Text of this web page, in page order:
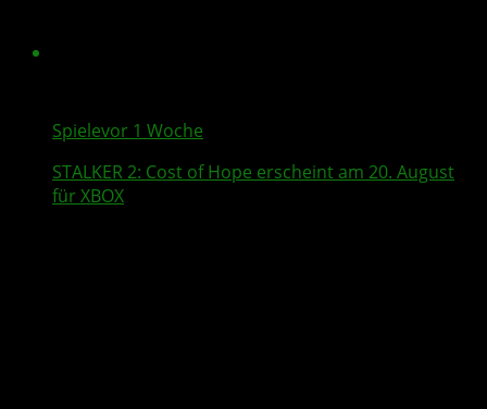
Spielevor 1 Woche
STALKER 2: Cost of Hope erscheint am 20. August
für XBOX